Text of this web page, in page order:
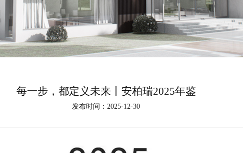
每一步，都定义未来丨安柏瑞2025年鉴
发布时间：2025-12-30